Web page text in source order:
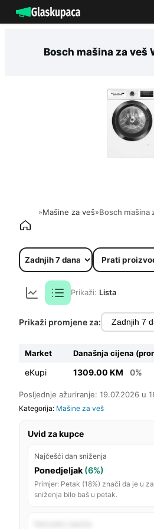
na
Bosch mašina za veš
»Mašine za veš»Bosch mašina
Prati
Prikaži: Lista
Prikaži promjene za:
Market Današnja cijena
eKupi 1309.00 KM 0%
Posljednje ažuriranje: 19.07.2026 u
Kategorija: Mašine za veš
Uvid za kupce
Najčešći dan sniženja
Ponedjeljak (6%)
Primjer: Petak (18%) znači da je u
sniženja bilo baš u petak.